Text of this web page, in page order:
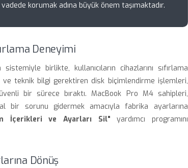
korumak adına büyük önem taşımaktadır.
Deneyimi
birlikte, kullanıcıların cihazlarını sıfırlama
teknik bilgi gerektiren disk biçimlendirme işlemleri,
bir sürece bıraktı. MacBook Pro M4 sahipleri,
bir sorunu gidermek amacıyla fabrika ayarlarına
İçerikleri ve Ayarları Sil" yardımcı programını
Dönüş